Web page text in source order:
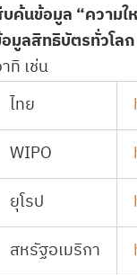
ค้นข้อมูล “ความใ
มูลสิทธิบัตรทั่วโลก
ทิ เช่น
ไทย
WIPO
ยุโรป
สหรัฐอเมริกา